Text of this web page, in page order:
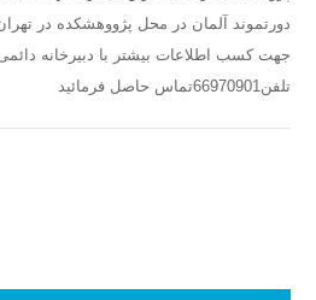
دورتموند آلمان در محل پژووهشکده در
جهت کسب اطلاعات بیشتر با دبیرخانه
تلفن66970901تماس حاصل فرمائید